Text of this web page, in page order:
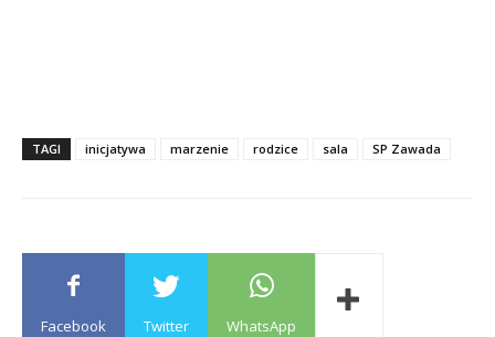
TAGI inicjatywa marzenie rodzice sala SP Zawada
Facebook Twitter WhatsApp